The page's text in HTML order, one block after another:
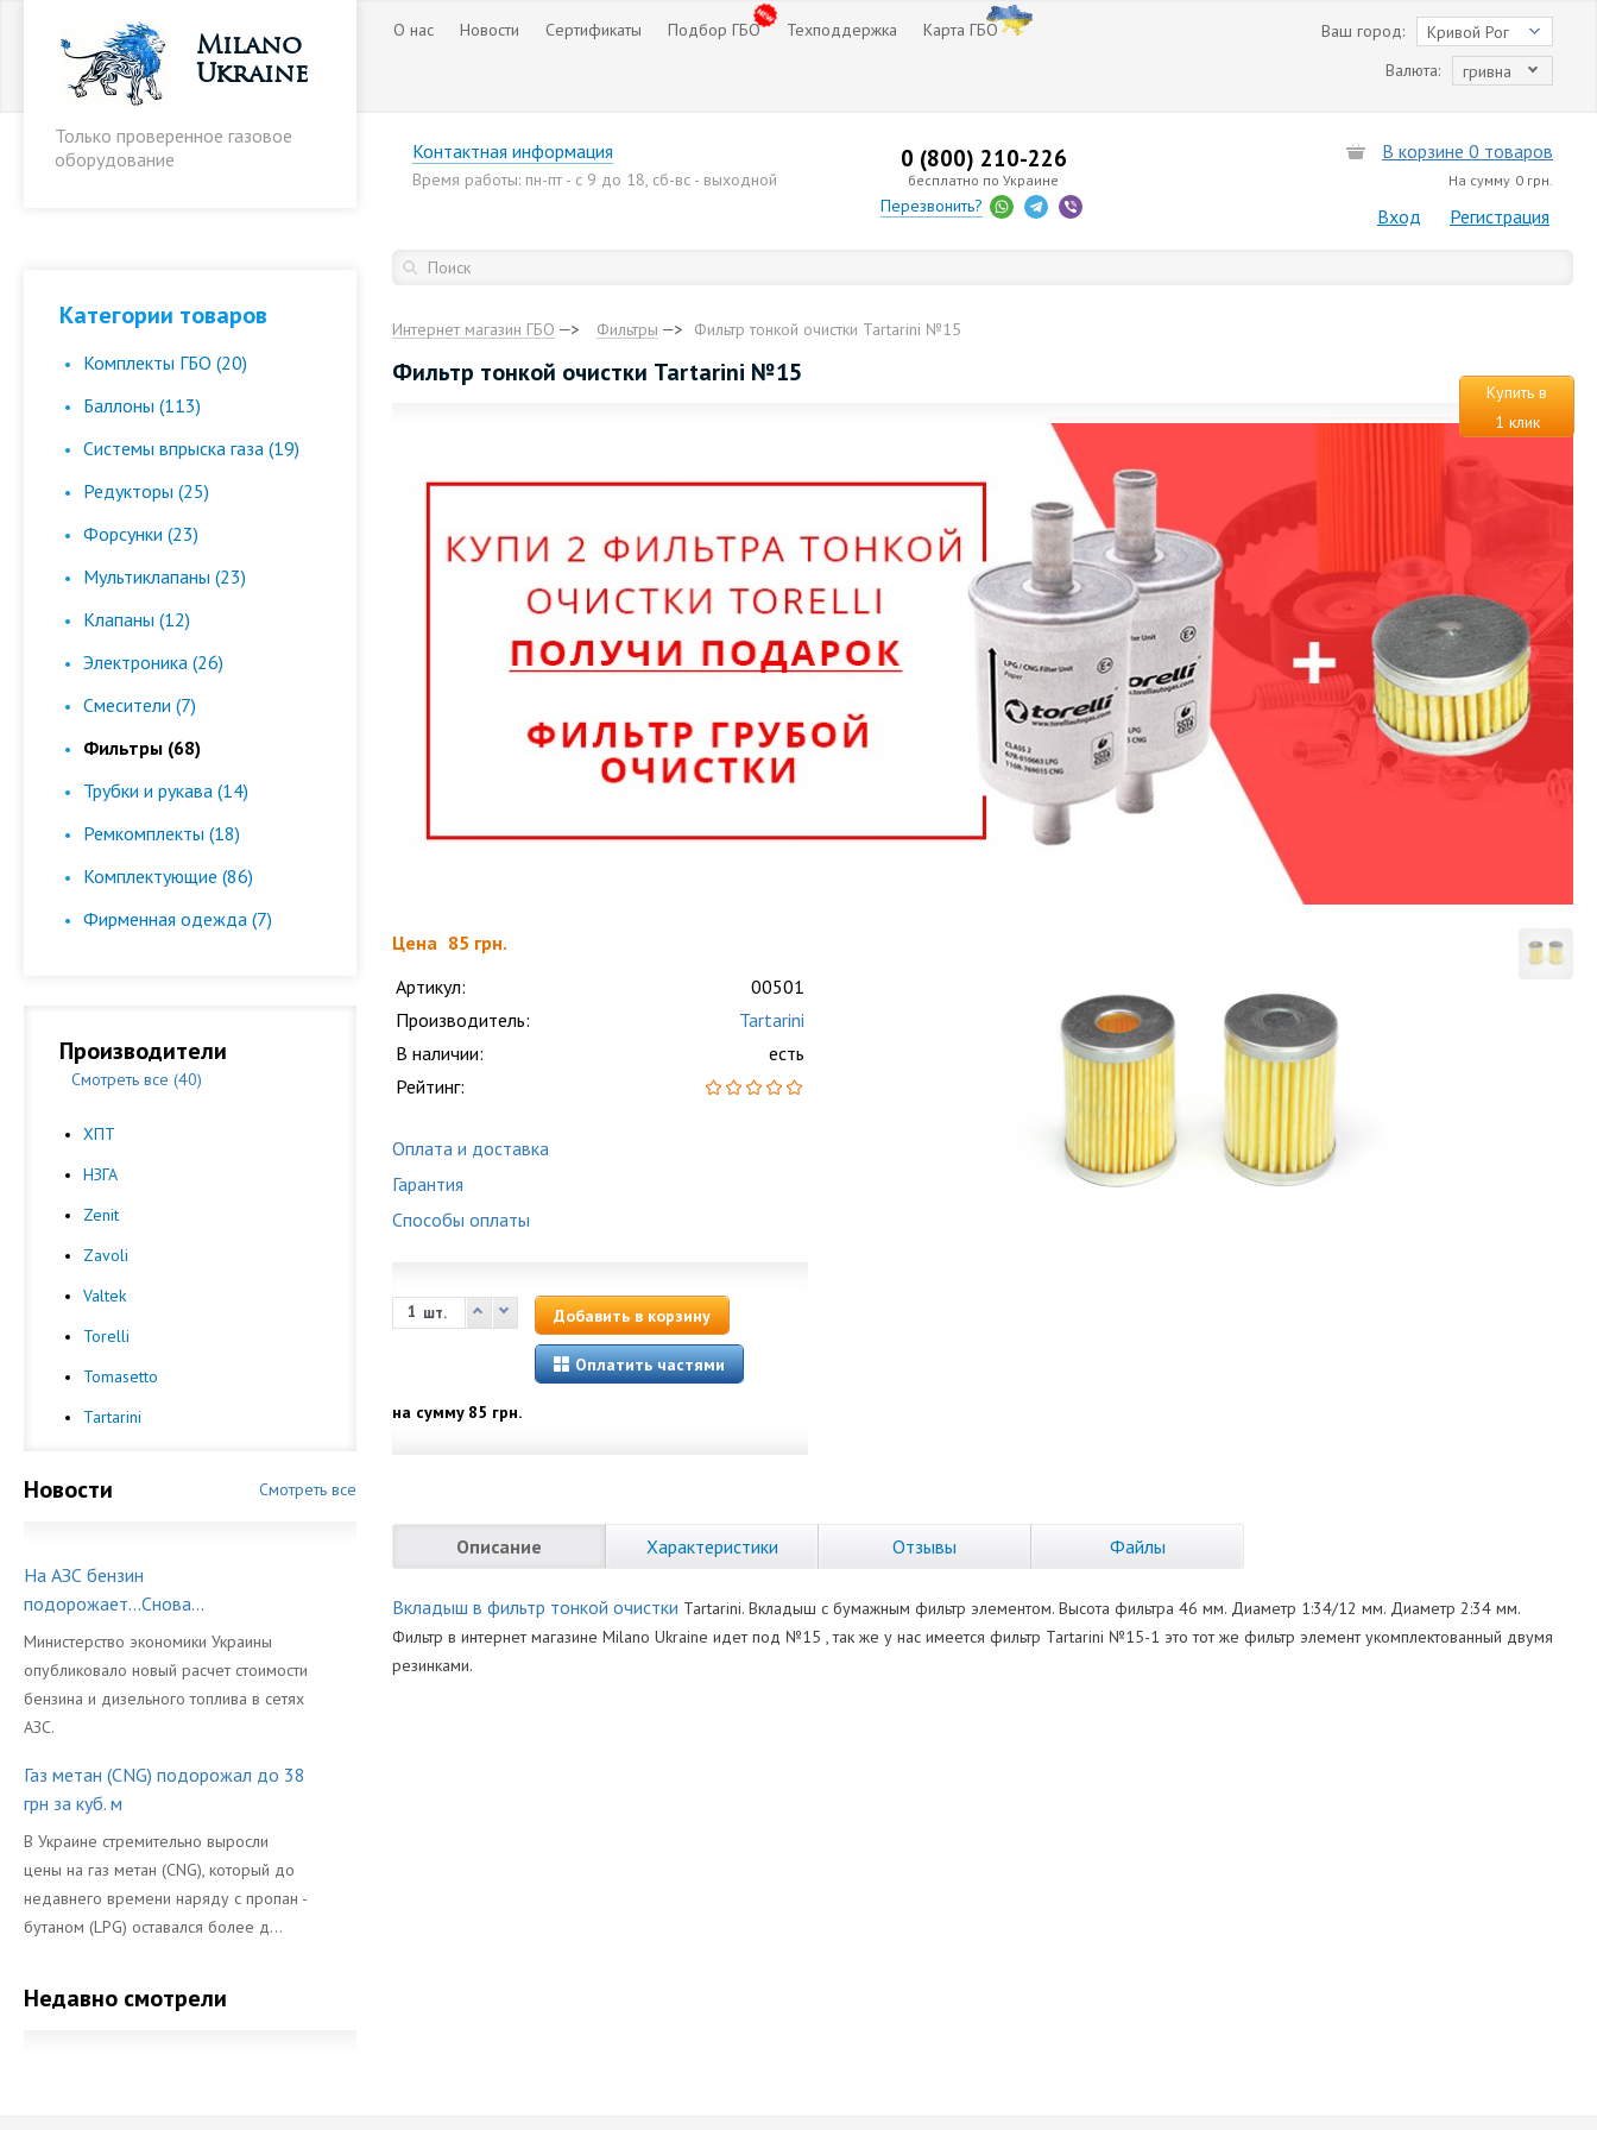
Milano
Ukraine
Только проверенное газовое
оборудование
О нас Новости Сертификаты Подбор ГБО Техподдержка Карта ГБО Кривой Рог
Ваш город:
гривна
Валюта:
Контактная информация
Время работы: пн-пт - с 9 до 18, сб-вс - выходной
0 (800) 210-226
бесплатно по Украине
Перезвонить?
В корзине 0 товаров
На сумму 0 грн.
Вход Регистрация
Категории товаров
Комплекты ГБО (20)
Баллоны (113)
Cистемы впрыска газа (19)
Редукторы (25)
Форсунки (23)
Мультиклапаны (23)
Клапаны (12)
Электроника (26)
Смесители (7)
Фильтры (68)
Трубки и рукава (14)
Ремкомплекты (18)
Комплектующие (86)
Фирменная одежда (7)
Производители
Смотреть все (40)
ХПТ
НЗГА
Zenit
Zavoli
Valtek
Torelli
Tomasetto
Tartarini
Новости Смотреть все
На АЗС бензин
подорожает...Снова...
Министерство экономики Украины
опубликовало новый расчет стоимости
бензина и дизельного топлива в сетях
АЗС.
Газ метан (CNG) подорожал до 38
грн за куб. м
В Украине стремительно выросли
цены на газ метан (CNG), который до
недавнего времени наряду с пропан -
бутаном (LPG) оставался более д...
Недавно смотрели
Интернет магазин ГБО Фильтры Фильтр тонкой очистки Tartarini №15
Фильтр тонкой очистки Tartarini №15
Купить в
1 клик
Цена 85 грн.
Артикул:
00501
Производитель:
Tartarini
В наличии:
есть
Рейтинг:
Оплата и доставка
Гарантия
Способы оплаты
шт. Добавить в корзину
Оплатить частями
на сумму 85 грн.
Описание Характеристики Отзывы Файлы
Вкладыш в фильтр тонкой очистки Tartarini. Вкладыш с бумажным фильтр элементом. Высота фильтра 46 мм. Диаметр 1:34/12 мм. Диаметр 2:34 мм.
Фильтр в интернет магазине Milano Ukraine идет под №15 , так же у нас имеется фильтр Tartarini №15-1 это тот же фильтр элемент укомплектованный двумя
резинками.